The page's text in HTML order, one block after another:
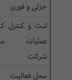
جزئی و فوری
ثبت و کنترل
عملیات
شرکت
محل فعالیت